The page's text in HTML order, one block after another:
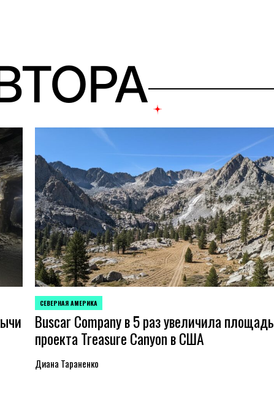
ОПУБЛИКОВАНО
В
СЕВЕРНАЯ АМЕРИКА
Buscar Company в 5 раз увеличила площадь
проекта Treasure Canyon в США
Диана Тараненко